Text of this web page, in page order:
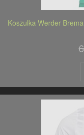
Koszulka Werder